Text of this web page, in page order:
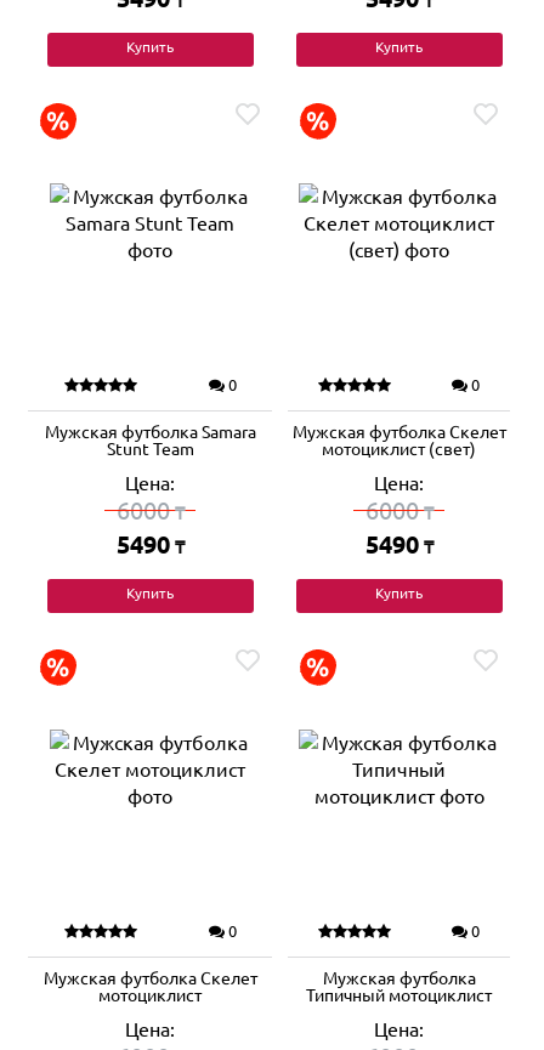
Купить Купить
0
Мужская футболка Samara
Stunt Team
Цена:
6000₸
5490 ₸
Купить
0
Мужская футболка Скелет
мотоциклист (свет)
Цена:
6000₸
5490 ₸
Купить
0
Мужская футболка Скелет
мотоциклист
Цена:
0
Мужская футболка
Типичный мотоциклист
Цена: